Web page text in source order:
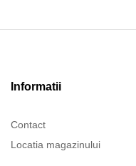
Informatii
Contact
Locatia magazinului